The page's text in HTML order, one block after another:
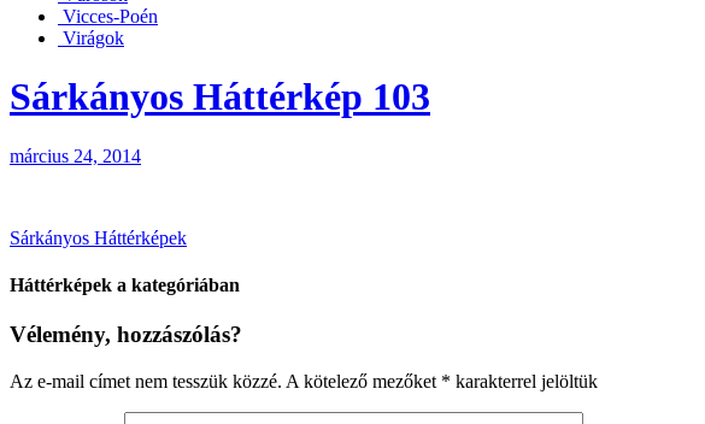
Vicces-Poén
Virágok
Sárkányos Háttérkép 103
március 24, 2014
Bejegyzés
navigáció
Sárkányos Háttérképek
Háttérképek a kategóriában
Vélemény, hozzászólás?
Az e-mail címet nem tesszük közzé. A kötelező mezőket * karakterrel jelöltük